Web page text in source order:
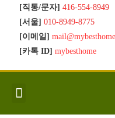
[직통/문자] 416-554-8949
[서울] 010-8949-8775
[이메일]
[카톡 ID] mybesthome